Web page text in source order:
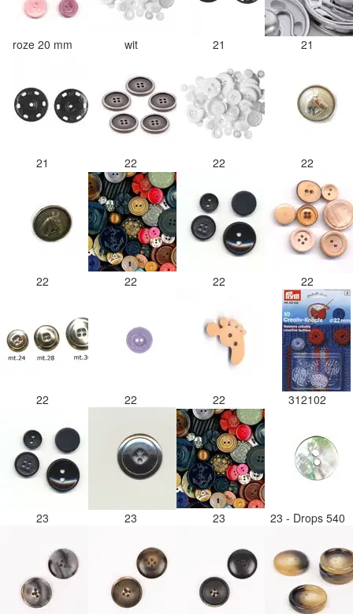
roze 20 mm wit 21 21
21 22 22 22
22 22 22 22
22 22 22 312102
23 23 23 23 - Drops 540